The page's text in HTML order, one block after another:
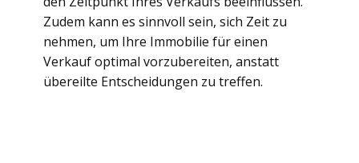
Zudem kann es sinnvoll sein, sich Zeit zu
nehmen, um Ihre Immobilie für einen
Verkauf optimal vorzubereiten, anstatt
übereilte Entscheidungen zu treffen.